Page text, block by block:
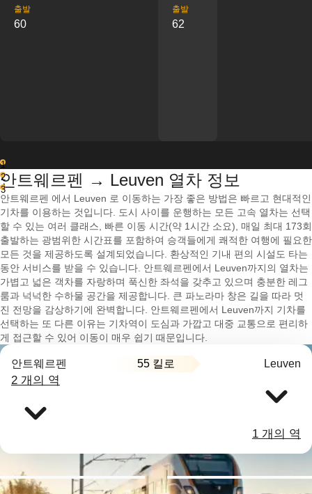
출발
60
출발
62
1
2
3
안트웨르펜 → Leuven 열차 정보
안트웨르펜 에서 Leuven 로 이동하는 가장 좋은 방법은 빠르고 현대적인
기차를 이용하는 것입니다. 도시 사이를 운행하는 모든 고속 열차는 선택
할 수 있는 여러 클래스, 빠른 이동 시간(약 1시간 소요), 매일 최대 173회
출발하는 광범위한 시간표를 포함하여 승객들에게 쾌적한 여행에 필요한
모든 것을 제공하도록 설계되었습니다. 환상적인 기내 편의 시설도 타는
동안 서비스를 받을 수 있습니다. 안트웨르펜에서 Leuven까지의 열차는
가볍고 넓은 객차를 자랑하며 푹신한 좌석을 갖추고 있으며 충분한 레그
룸과 넉넉한 수하물 공간을 제공합니다. 큰 파노라마 창은 길을 따라 멋
진 전망을 감상하기에 완벽합니다. 안트웨르펜에서 Leuven까지 기차를
선택하는 또 다른 이유는 기차역이 도심과 가깝고 대중 교통으로 편리하
게 접근할 수 있어 이동이 매우 쉽기 때문입니다.
안트웨르펜 55 킬로 Leuven
2 개의 역
1 개의 역